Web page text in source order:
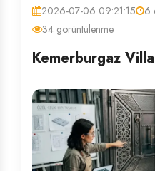
2026-07-06 09:21:15
6
34 görüntülenme
Kemerburgaz